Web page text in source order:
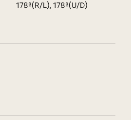
178º(R/L), 178º(U/D)